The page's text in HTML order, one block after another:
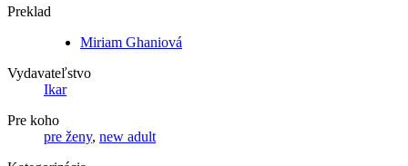
Preklad
Miriam Ghaniová
Vydavateľstvo
Ikar
Pre koho
pre ženy, new adult